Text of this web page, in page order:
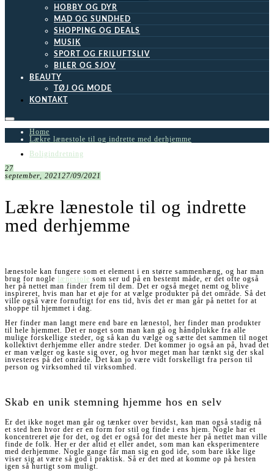
HOBBY OG DYR
MAD OG SUNDHED
SHOPPING OG DEALS
MUSIK
SPORT OG FRILUFTSLIV
BILER OG SJOV
BEAUTY
TØJ OG MODE
KONTAKT
Home
Lækre lænestole til og indrette med derhjemme
Boligindretning
27
september, 202127/09/2021
Lækre lænestole til og indrette
med derhjemme
lænestole kan fungere som et element i en større sammenhæng, og har man
brug for nogle
lænestole som ser ud på en bestemt måde, er det ofte også
her på nettet man finder frem til dem. Det er også meget nemt og blive
inspireret, hvis man har et øje for at vælge produkter på det område. Så det
ville også være fornuftigt for ens tid, hvis det er man går på nettet for at
shoppe til hjemmet i dag.
Her finder man langt mere end bare en lænestol, her finder man produkter
til hele hjemmet. Det er noget som man kan gå og håndplukke fra alle
mulige forskellige steder, og så kan du vælge og sætte det sammen til noget
kollektivt derhjemme eller andre steder. Det kommer jo også an på, hvad det
er man vælger og kaste sig over, og hvor meget man har tænkt sig der skal
investeres på det område. Det kan jo være vidt forskelligt fra person til
person og virksomhed til virksomhed.
Skab en unik stemning hjemme hos en selv
Er det ikke noget man går og tænker over bevidst, kan man også stadig nå
et sted hen hvor der er en form for stil og finde i ens hjem. Nogle har et
koncentreret øje for det, og det er også for det meste her på nettet man ville
finde de folk. Her er der altid et eller andet, som man kan eksperimentere
med derhjemme. Nogle gange får man sig en god ide, som bare ikke lige
viser sig at være så god i praktisk. Så er det med at komme op på hesten
igen så hurtigt som muligt.